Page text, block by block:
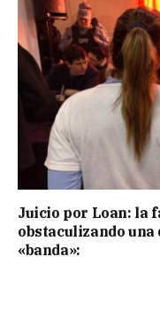
Juicio por Loan: la
obstaculizando
«banda»: